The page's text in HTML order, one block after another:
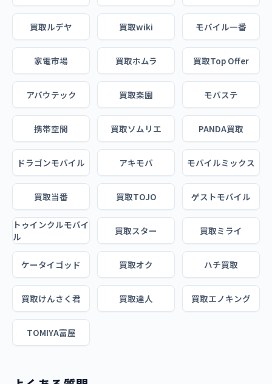
買取ルデヤ 買取wiki モバイル一番
家電市場 買取ホムラ 買取Top Offer
アバウテック 買取楽園 モバステ
携帯空間 買取ソムリエ PANDA買取
ドラゴンモバイル アキモバ モバイルミックス
買取当番 買取TOJO ゲストモバイル
トゥインクルモバイ
ル
買取スター 買取ミライ
ケータイゴッド 買取オク ハチ買取
買取けんさく君 買取達人 買取エノキング
TOMIYA富屋